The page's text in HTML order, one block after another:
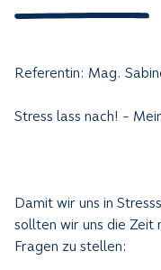
Referentin: Mag.
Stress lass nach! -
Damit wir uns in
sollten wir uns die Zeit
Fragen zu stellen: